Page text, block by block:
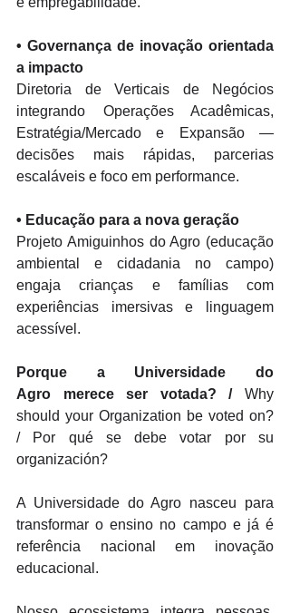
• Governança de inovação orientada
a impacto
Diretoria de Verticais de Negócios
integrando Operações Acadêmicas,
Estratégia/Mercado e Expansão —
decisões mais rápidas, parcerias
escaláveis e foco em performance.
• Educação para a nova geração
Projeto Amiguinhos do Agro (educação
ambiental e cidadania no campo)
engaja crianças e famílias com
experiências imersivas e linguagem
acessível.
Porque a Universidade do
Agro merece ser votada? / Why
should your Organization be voted on?
/ Por qué se debe votar por su
organización?
A Universidade do Agro nasceu para
transformar o ensino no campo e já é
referência nacional em inovação
educacional.